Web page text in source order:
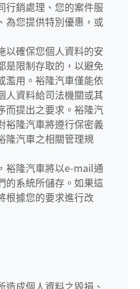
行銷處理、您的案件服
為您提供特別優惠，或
以確保您個人資料的安
是限制存取的，以避免
濫用。裕隆汽車僅能依
人資料給司法機關或其
而提出之要求。裕隆汽
裕隆汽車將遵行保密義
隆汽車之相關管理規
裕隆汽車將以e-mail通
的系統所儲存。如果這
根據您的要求進行改
成個人資料之毀損、